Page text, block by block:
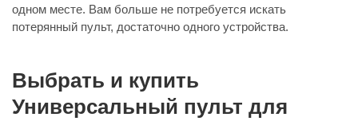
одном месте. Вам больше не потребуется искать
потерянный пульт, достаточно одного устройства.
Выбрать и купить
Универсальный пульт для